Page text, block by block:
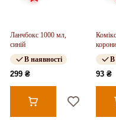
Ланчбокс 1000 мл,
синій
В наявності
299 ₴
В
93 ₴